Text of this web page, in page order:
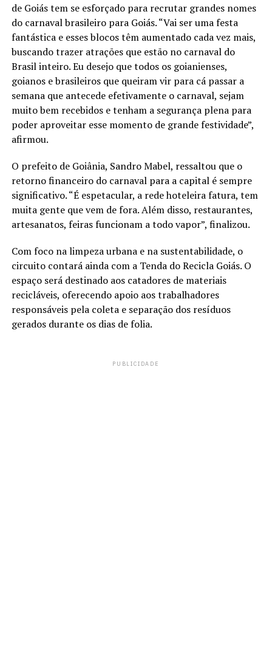
de Goiás tem se esforçado para recrutar grandes nomes
do carnaval brasileiro para Goiás. “Vai ser uma festa
fantástica e esses blocos têm aumentado cada vez mais,
buscando trazer atrações que estão no carnaval do
Brasil inteiro. Eu desejo que todos os goianienses,
goianos e brasileiros que queiram vir para cá passar a
semana que antecede efetivamente o carnaval, sejam
muito bem recebidos e tenham a segurança plena para
poder aproveitar esse momento de grande festividade”,
afirmou.
O prefeito de Goiânia, Sandro Mabel, ressaltou que o
retorno financeiro do carnaval para a capital é sempre
significativo. “É espetacular, a rede hoteleira fatura, tem
muita gente que vem de fora. Além disso, restaurantes,
artesanatos, feiras funcionam a todo vapor”, finalizou.
Com foco na limpeza urbana e na sustentabilidade, o
circuito contará ainda com a Tenda do Recicla Goiás. O
espaço será destinado aos catadores de materiais
recicláveis, oferecendo apoio aos trabalhadores
responsáveis pela coleta e separação dos resíduos
gerados durante os dias de folia.
PUBLICIDADE